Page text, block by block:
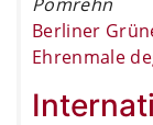
Berliner
Ehrenmale